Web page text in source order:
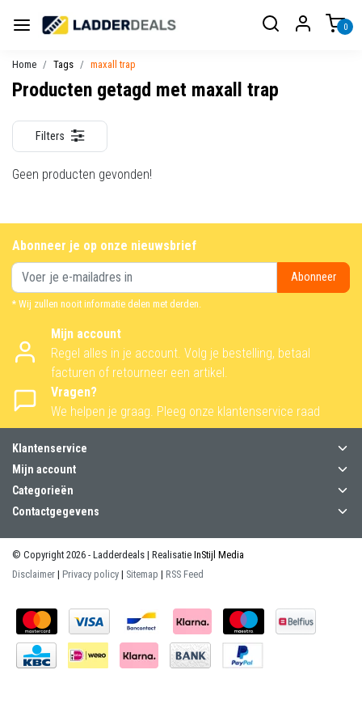
0
Home Tags maxall trap
Producten getagd met maxall trap
Filters
Geen producten gevonden!
Abonneer je op onze nieuwsbrief
Abonneer
* Wij zullen nooit informatie delen met derden.
Mijn account
Regel alles in je account. Volg je bestelling, betaal
facturen of retourneer een artikel.
Vragen?
We helpen je graag. Pleeg onze klantenservice raad
Klantenservice
Mijn account
Categorieën
Contactgegevens
© Copyright 2026 - Ladderdeals | Realisatie InStijl Media
Disclaimer | Privacy policy | Sitemap | RSS Feed